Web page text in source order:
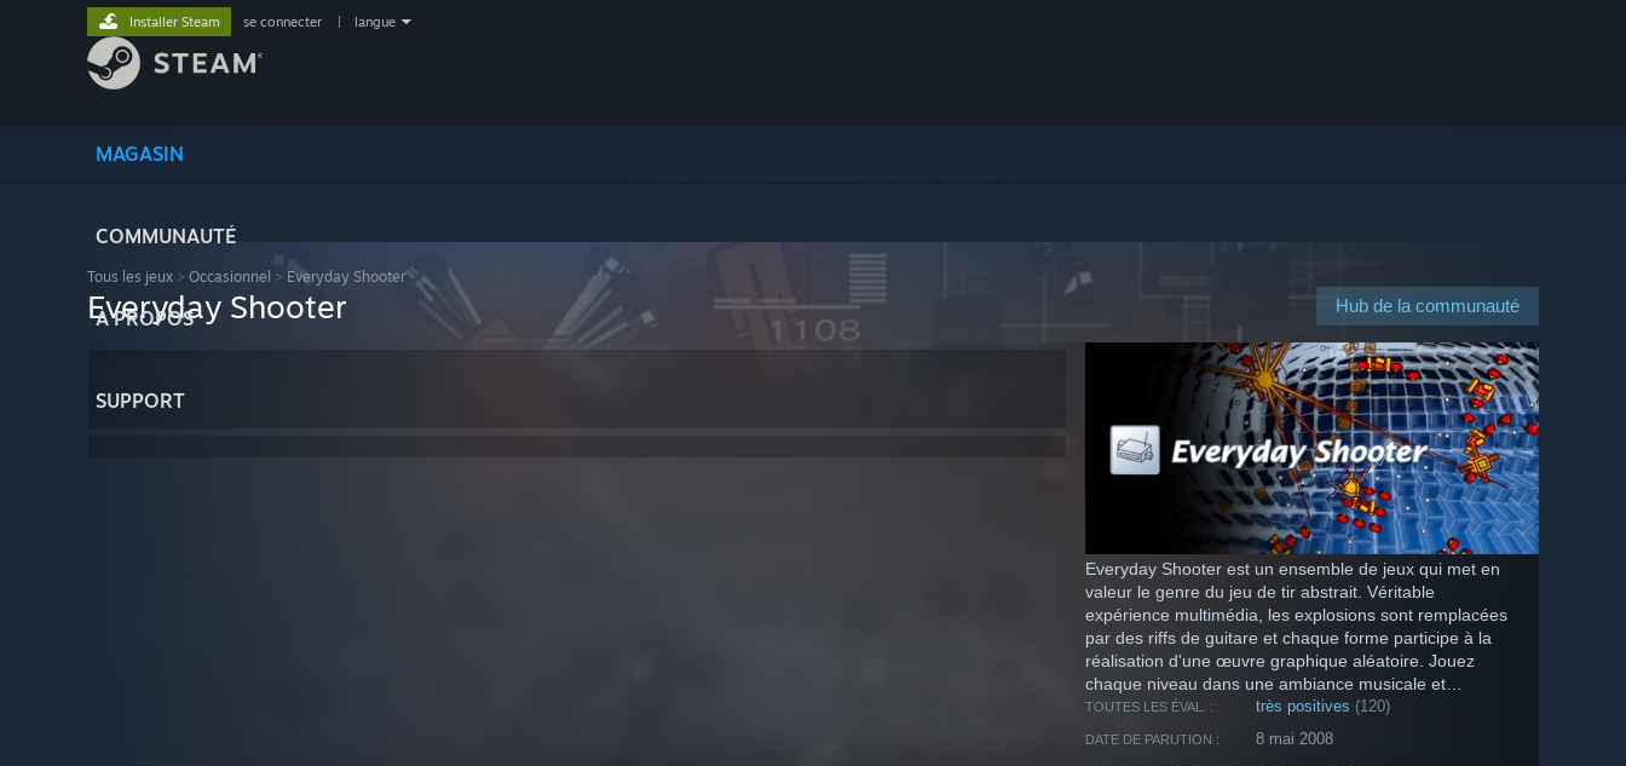
MAGASIN
COMMUNAUTÉ
À PROPOS
SUPPORT
Installer Steam se connecter langue
Tous les jeux > Occasionnel > Everyday Shooter
Hub de la communauté
Everyday Shooter
Everyday Shooter est un ensemble de jeux qui met en
valeur le genre du jeu de tir abstrait. Véritable
expérience multimédia, les explosions sont remplacées
par des riffs de guitare et chaque forme participe à la
réalisation d'une œuvre graphique aléatoire. Jouez
chaque niveau dans une ambiance musicale et
graphique unique.
TOUTES LES ÉVAL. : très positives (120)
DATE DE PARUTION : 8 mai 2008